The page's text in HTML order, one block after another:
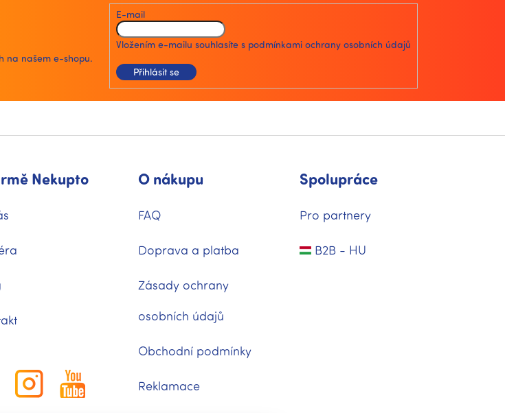
na našem e-shopu.
E-mail
Vložením e-mailu souhlasíte s podmínkami ochrany osobních údajů
Přihlásit se
Nekupto O nákupu
FAQ
Doprava a platba
Zásady ochrany
osobních údajů
Obchodní podmínky
Reklamace
Spolupráce
Pro partnery
B2B - HU